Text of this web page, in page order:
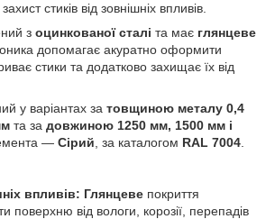
стиків від зовнішніх впливів.
з оцинкованої сталі та має глянцеве
допомагає акуратно оформити
стики та додатково захищає їх від
у варіантах за товщиною металу 0,4
та за довжиною 1250 мм, 1500 мм і
— Сірий, за каталогом RAL 7004.
впливів: Глянцеве покриття
поверхню від вологи, корозії, перепадів